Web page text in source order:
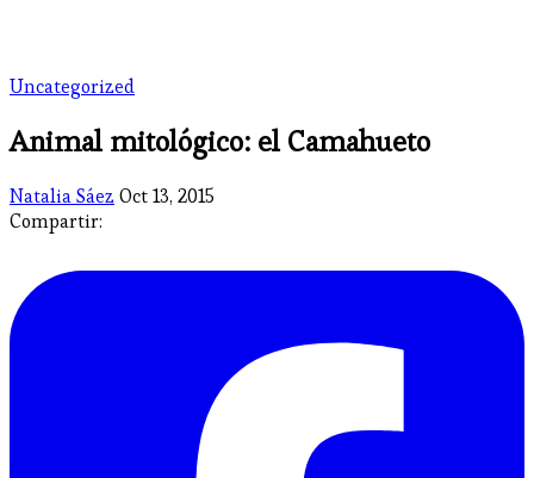
Uncategorized
Animal mitológico: el Camahueto
Natalia SáezOct 13, 2015
Compartir: